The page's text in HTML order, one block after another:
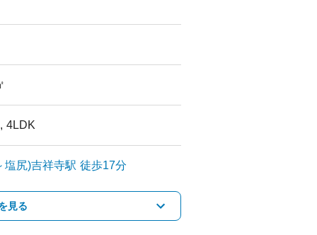
4LDK
塩尻)吉祥寺駅 徒歩17分
見る